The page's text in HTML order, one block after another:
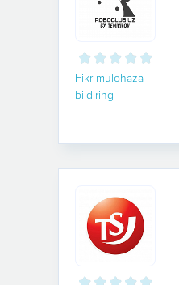
Fikr-mulohaza
bildiring